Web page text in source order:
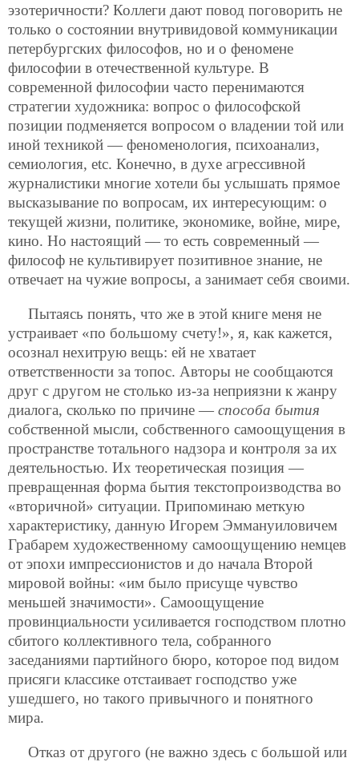
эзотеричности? Коллеги дают повод поговорить не
только о состоянии внутривидовой коммуникации
петербургских философов, но и о феномене
философии в отечественной культуре. В
современной философии часто перенимаются
стратегии художника: вопрос о философской
позиции подменяется вопросом о владении той или
иной техникой — феноменология, психоанализ,
семиология, etc. Конечно, в духе агрессивной
журналистики многие хотели бы услышать прямое
высказывание по вопросам, их интересующим: о
текущей жизни, политике, экономике, войне, мире,
кино. Но настоящий — то есть современный —
философ не культивирует позитивное знание, не
отвечает на чужие вопросы, а занимает себя своими.
Пытаясь понять, что же в этой книге меня не
устраивает «по большому счету!», я, как кажется,
осознал нехитрую вещь: ей не хватает
ответственности за топос. Авторы не сообщаются
друг с другом не столько из-за неприязни к жанру
диалога, сколько по причине — способа бытия
собственной мысли, собственного самоощущения в
пространстве тотального надзора и контроля за их
деятельностью. Их теоретическая позиция —
превращенная форма бытия текстопроизводства во
«вторичной» ситуации. Припоминаю меткую
характеристику, данную Игорем Эммануиловичем
Грабарем художественному самоощущению немцев
от эпохи импрессионистов и до начала Второй
мировой войны: «им было присуще чувство
меньшей значимости». Самоощущение
провинциальности усиливается господством плотно
сбитого коллективного тела, собранного
заседаниями партийного бюро, которое под видом
присяги классике отстаивает господство уже
ушедшего, но такого привычного и понятного
мира.
Отказ от другого (не важно здесь с большой или